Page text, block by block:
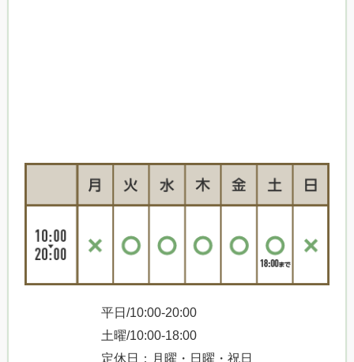
平日/10:00-20:00
土曜/10:00-18:00
定休日：月曜・日曜・祝日